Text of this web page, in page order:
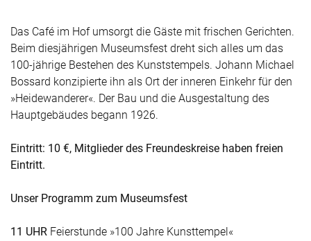
Das Café im Hof umsorgt die Gäste mit frischen Gerichten.
Beim diesjährigen Museumsfest dreht sich alles um das
100-jährige Bestehen des Kunststempels. Johann Michael
Bossard konzipierte ihn als Ort der inneren Einkehr für den
»Heidewanderer«. Der Bau und die Ausgestaltung des
Hauptgebäudes begann 1926.
Eintritt: 10 €, Mitglieder des Freundeskreise haben freien
Eintritt.
Unser Programm zum Museumsfest
11 UHR Feierstunde »100 Jahre Kunsttempel«